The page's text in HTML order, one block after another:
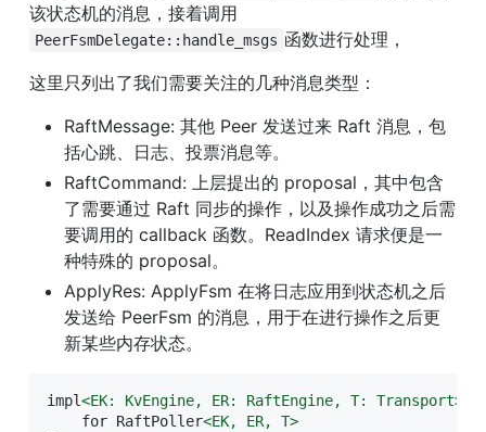
该状态机的消息，接着调用
PeerFsmDelegate::handle_msgs 函数进行处理，
这里只列出了我们需要关注的几种消息类型：
RaftMessage: 其他 Peer 发送过来 Raft 消息，包
括心跳、日志、投票消息等。
RaftCommand: 上层提出的 proposal，其中包含
了需要通过 Raft 同步的操作，以及操作成功之后需
要调用的 callback 函数。ReadIndex 请求便是一
种特殊的 proposal。
ApplyRes: ApplyFsm 在将日志应用到状态机之后
发送给 PeerFsm 的消息，用于在进行操作之后更
新某些内存状态。
impl<EK: KvEngine, ER: RaftEngine, T: Transport>
    for RaftPoller
<EK, ER, T>